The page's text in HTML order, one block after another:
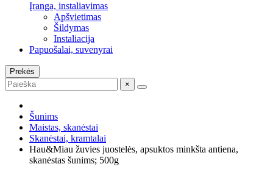
Įranga, instaliavimas
Apšvietimas
Šildymas
Instaliacija
Papuošalai, suvenyrai
Prekės
×
Šunims
Maistas, skanėstai
Skanėstai, kramtalai
Hau&Miau žuvies juostelės, apsuktos minkšta antiena,
skanėstas šunims; 500g